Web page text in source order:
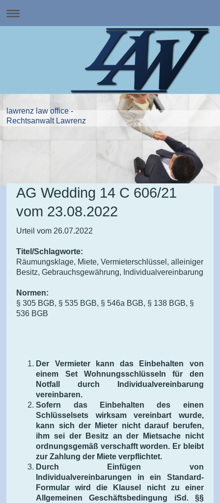
lawrenz law office -
Rechtsanwalt Lawrenz
AG Wedding 14 C 606/21
vom 23.08.2022
Urteil vom 26.07.2022
Titel/Schlagworte:
Räumungsklage, Miete, Vermieterschlüssel, alleiniger
Besitz, Gebrauchsgewährung, Individualvereinbarung
Normen:
§ 305 BGB, § 535 BGB, § 546a BGB, § 138 BGB, §
536 BGB
Der Vermieter kann das Einbehalten von
einem Set Wohnungsschlüsseln für den
Notfall durch Individualvereinbarung
vereinbaren.
Sofern das Einbehalten des einen
Schlüsselsets wirksam vereinbart wurde,
kann sich der Mieter nicht darauf berufen,
ihm sei der Besitz an der Mietsache nicht
ordnungsgemäß verschafft worden. Er bleibt
zur Zahlung der Miete verpflichtet.
Durch Einfügen von
Individualvereinbarungen in ein Standard-
Formular wird die Klausel nicht zu einer
Allgemeinen Geschäftsbedingung iSd. §§